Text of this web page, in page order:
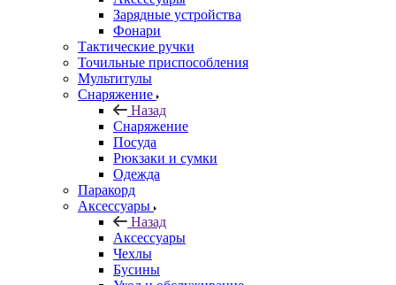
Зарядные устройства
Фонари
Тактические ручки
Точильные приспособления
Мультитулы
Снаряжение
Назад
Снаряжение
Посуда
Рюкзаки и сумки
Одежда
Паракорд
Аксессуары
Назад
Аксессуары
Чехлы
Бусины